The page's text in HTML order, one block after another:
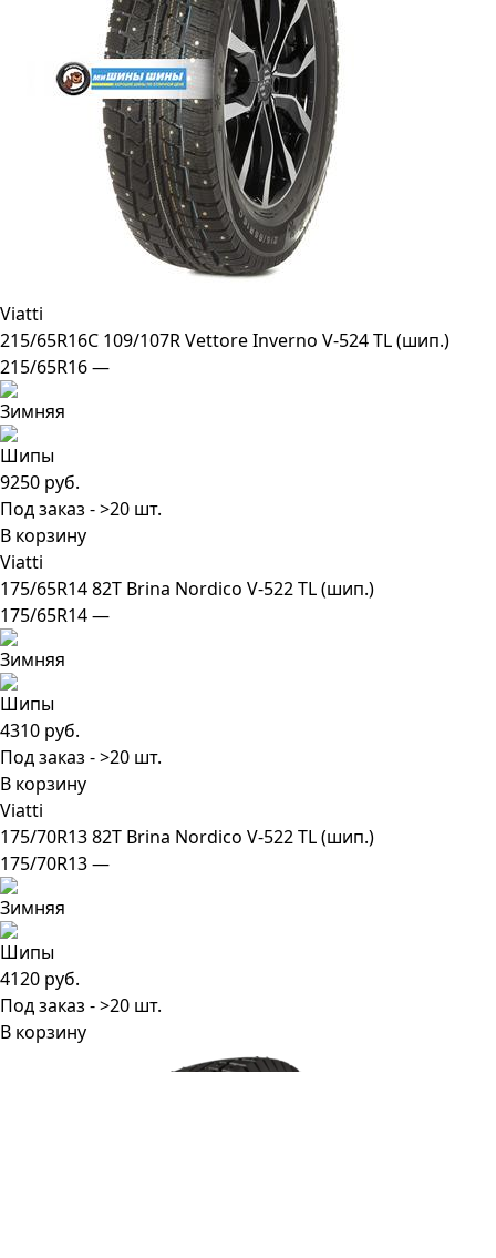
Viatti
215/65R16C 109/107R Vettore Inverno V-524 TL (шип.)
215/65R16 —
9250 руб.
Под заказ - >20 шт.
В корзину
Viatti
175/65R14 82T Brina Nordico V-522 TL (шип.)
175/65R14 —
4310 руб.
Под заказ - >20 шт.
В корзину
Viatti
175/70R13 82T Brina Nordico V-522 TL (шип.)
175/70R13 —
4120 руб.
Под заказ - >20 шт.
В корзину